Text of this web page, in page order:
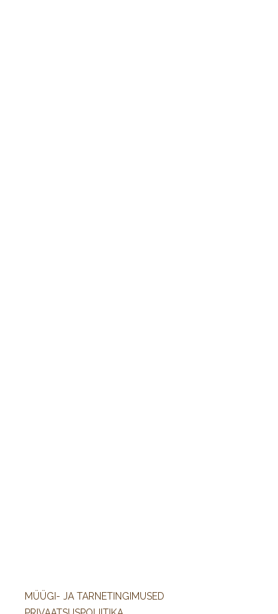
MÜÜGI- JA TARNETINGIMUSED